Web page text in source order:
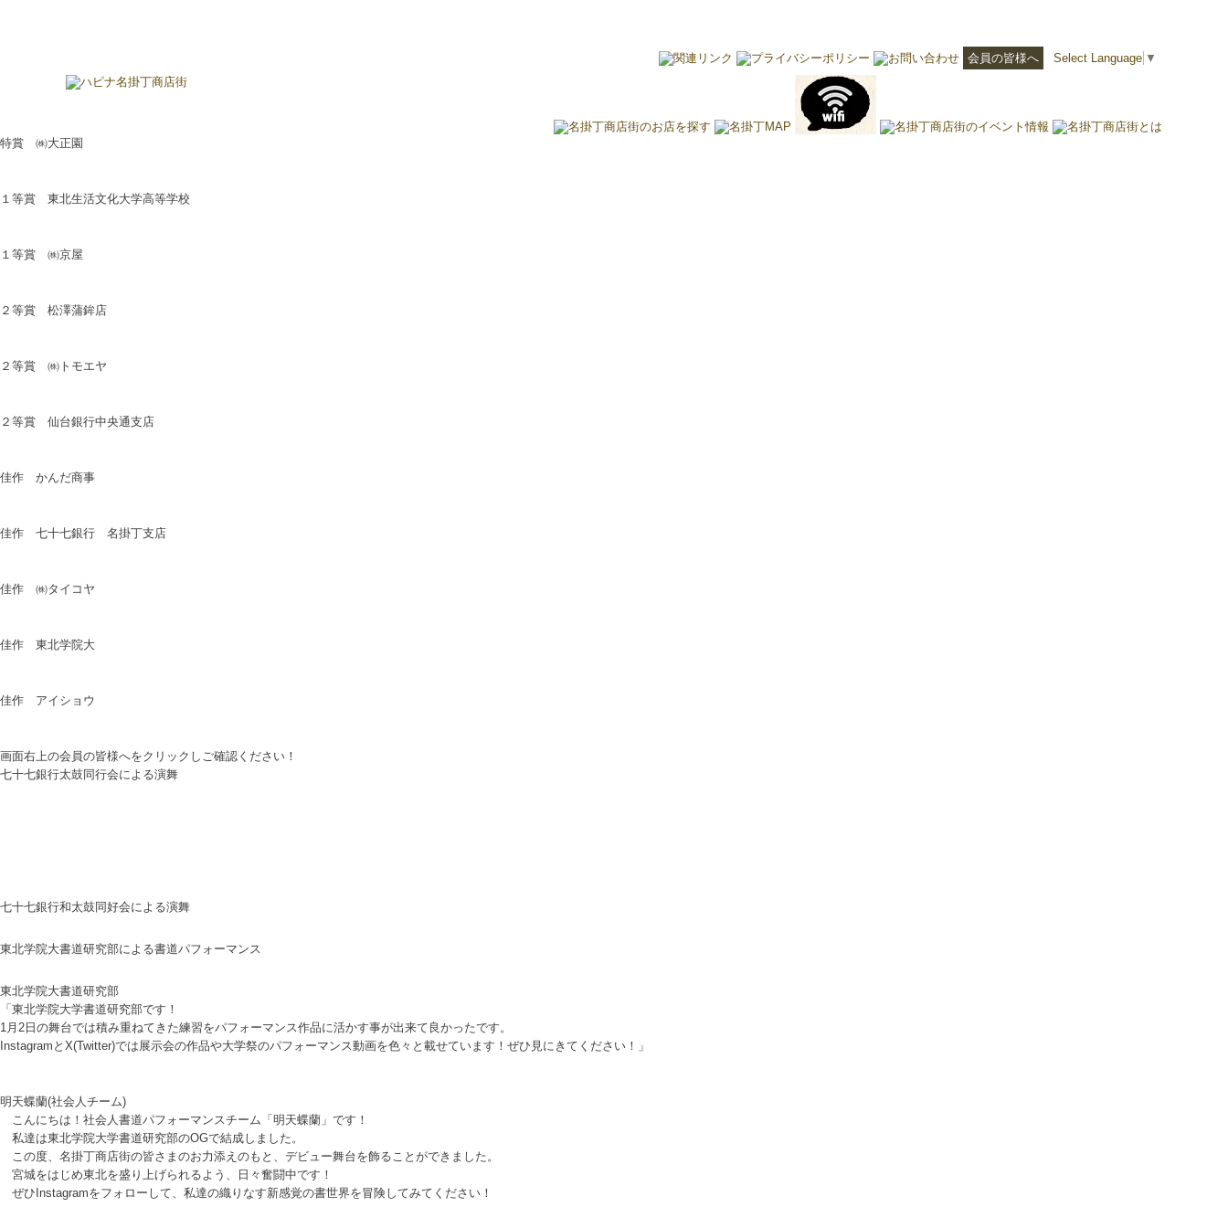
Select Language ▼
会員の皆様へ
特賞 ㈱大正園
１等賞 東北生活文化大学高等学校
１等賞 ㈱京屋
２等賞 松澤蒲鉾店
２等賞 ㈱トモエヤ
２等賞 仙台銀行中央通支店
佳作 かんだ商事
佳作 七十七銀行 名掛丁支店
佳作 ㈱タイコヤ
佳作 東北学院大
佳作 アイショウ
画面右上の会員の皆様へをクリックしご確認ください！
七十七銀行太鼓同行会による演舞
七十七銀行和太鼓同好会による演舞
東北学院大書道研究部による書道パフォーマンス
東北学院大書道研究部
「東北学院大学書道研究部です！
1月2日の舞台では積み重ねてきた練習をパフォーマンス作品に活かす事が出来て良かったです。
InstagramとX(Twitter)では展示会の作品や大学祭のパフォーマンス動画を色々と載せています！ぜひ見にきてください！」
明天蝶蘭(社会人チーム)
こんにちは！社会人書道パフォーマンスチーム「明天蝶蘭」です！
私達は東北学院大学書道研究部のOGで結成しました。
この度、名掛丁商店街の皆さまのお力添えのもと、デビュー舞台を飾ることができました。
宮城をはじめ東北を盛り上げられるよう、日々奮闘中です！
ぜひInstagramをフォローして、私達の織りなす新感覚の書世界を冒険してみてください！